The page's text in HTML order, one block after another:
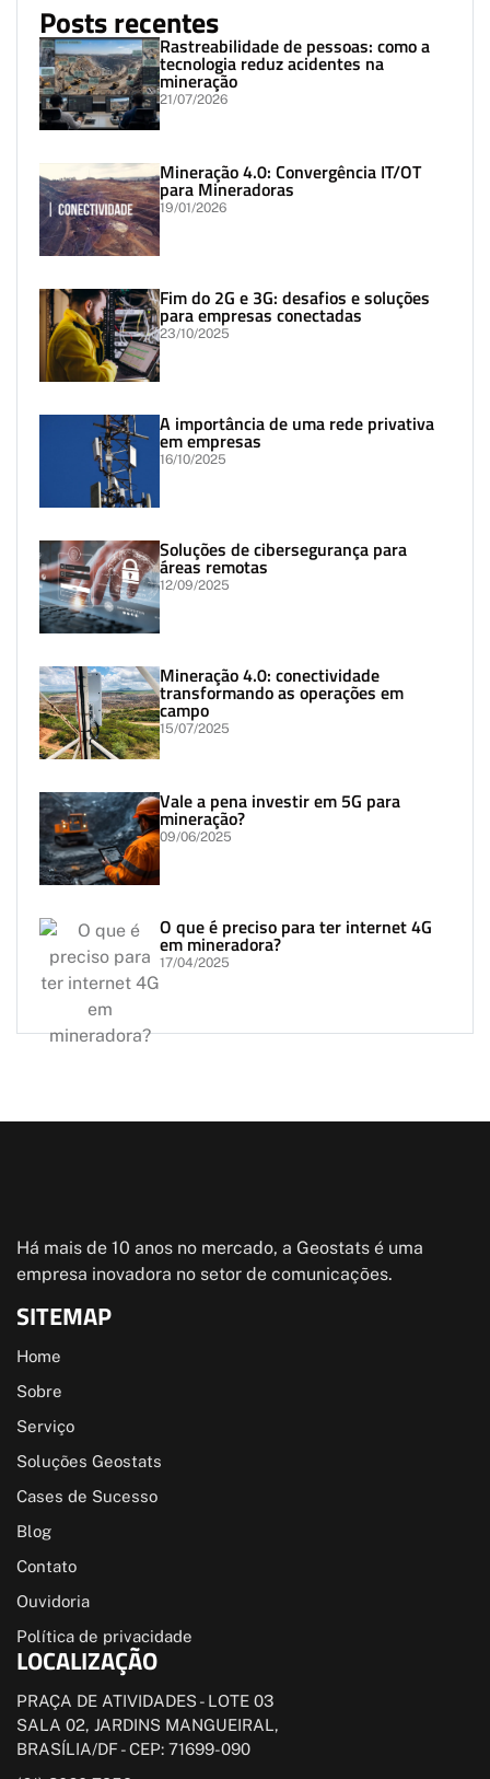
Posts recentes
Rastreabilidade de pessoas: como a
tecnologia reduz acidentes na
mineração
21/07/2026
Mineração 4.0: Convergência IT/OT
para Mineradoras
19/01/2026
Fim do 2G e 3G: desafios e soluções
para empresas conectadas
23/10/2025
A importância de uma rede privativa
em empresas
16/10/2025
Soluções de cibersegurança para
áreas remotas
12/09/2025
Mineração 4.0: conectividade
transformando as operações em
campo
15/07/2025
Vale a pena investir em 5G para
mineração?
09/06/2025
O que é preciso para ter internet 4G
em mineradora?
17/04/2025
Há mais de 10 anos no mercado, a Geostats é uma
empresa inovadora no setor de comunicações.
SITEMAP
Home
Sobre
Serviço
Soluções Geostats
Cases de Sucesso
Blog
Contato
Ouvidoria
Política de privacidade
LOCALIZAÇÃO
PRAÇA DE ATIVIDADES - LOTE 03
SALA 02, JARDINS MANGUEIRAL,
BRASÍLIA/DF - CEP: 71699-090